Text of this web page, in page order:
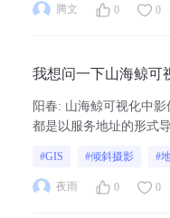
腾文 0 0
我想问一下山海鲸可
需要导入什么格式的
阳春: 山海鲸可视化中
都是以服务地址的形式
目制作 - 山海鲸可视化/
项目制作 - 山海鲸可视化
#GIS #倾斜摄影 #
夜雨 0 0